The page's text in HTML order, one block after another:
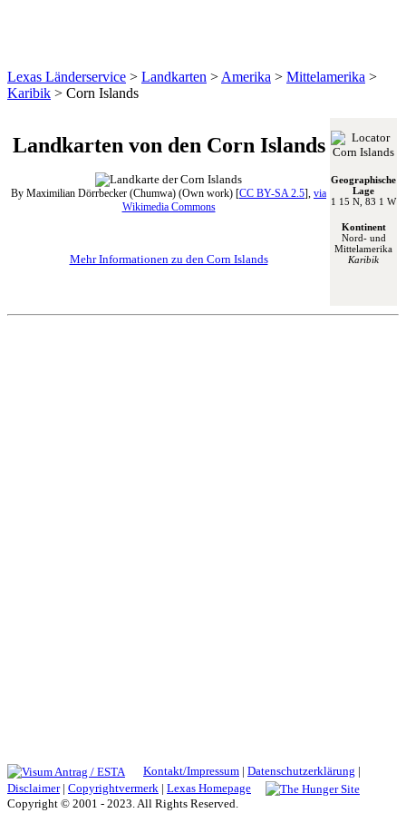
Lexas Länderservice > Landkarten > Amerika > Mittelamerika >
Karibik > Corn Islands
Landkarten von den Corn Islands
By Maximilian Dörrbecker (Chumwa) (Own work) [CC BY-SA 2.5], via
Wikimedia Commons
Mehr Informationen zu den Corn Islands
Geographische
Lage
1 15 N, 83 1 W
Kontinent
Nord- und
Mittelamerika
Karibik
Kontakt/Impressum | Datenschutzerklärung |
Disclaimer| Copyrightvermerk | Lexas Homepage
Copyright © 2001 - 2023. All Rights Reserved.